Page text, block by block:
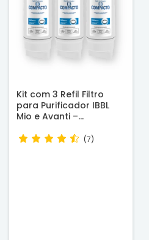
Kit com 3 Refil Filtro
para Purificador IBBL
Mio e Avanti –
(7)